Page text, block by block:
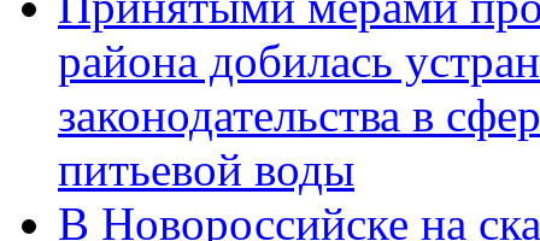
района добилась
законодательства в
питьевой воды
В Новороссийске на